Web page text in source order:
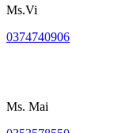
Ms.Vi
0374740906
Ms. Mai